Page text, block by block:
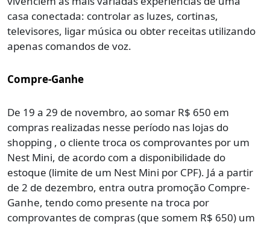
casa conectada: controlar as luzes, cortinas,
televisores, ligar música ou obter receitas utilizando
apenas comandos de voz.
Compre-Ganhe
De 19 a 29 de novembro, ao somar R$ 650 em
compras realizadas nesse período nas lojas do
shopping , o cliente troca os comprovantes por um
Nest Mini, de acordo com a disponibilidade do
estoque (limite de um Nest Mini por CPF). Já a partir
de 2 de dezembro, entra outra promoção Compre-
Ganhe, tendo como presente na troca por
comprovantes de compras (que somem R$ 650) um